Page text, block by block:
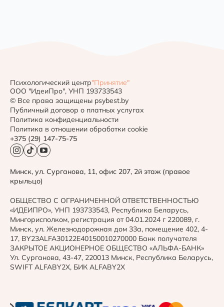
Психологический центр"Принятие"
ООО "ИдеиПро", УНП 193733543
© Все права защищены psybest.by
Публичный договор о платных услугах
Политика конфиденциальности
Политика в отношении обработки cookie
+375 (29) 147-75-75
Минск, ул. Сурганова, 11, офис 207, 2й этаж (правое
крыльцо)
ОБЩЕСТВО С ОГРАНИЧЕННОЙ ОТВЕТСТВЕННОСТЬЮ
«ИДЕИПРО», УНП 193733543, Республика Беларусь,
Мингорисполком, регистрация от 04.01.2024 г 220089, г.
Минск, ул. Железнодорожная дом 33а, помещение 402, 4-
17, BY23ALFA30122E401500­10270000 Банк получателя
ЗАКРЫТОЕ АКЦИОНЕРНОЕ ОБЩЕСТВО «АЛЬФА-БА­НК»
Ул. Сурганова, 43-47, 220013 Минск, Республика Беларусь,
SWIFT​ ALFABY2X, БИК​ ALFABY2X